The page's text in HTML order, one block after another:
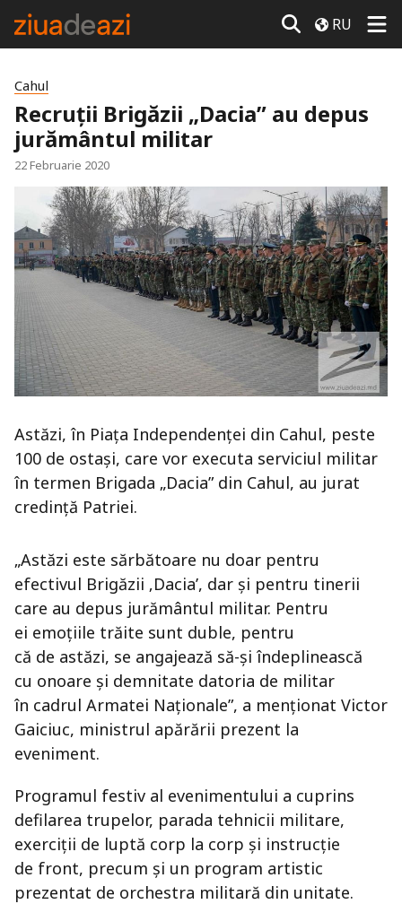
RU
Cahul
Recruții Brigăzii „Dacia” au depus
jurământul militar
22 Februarie 2020
Astăzi, în Piaţa Independenţei din Cahul, peste
100 de ostaşi, care vor executa serviciul militar
în termen Brigada „Dacia” din Cahul, au jurat
credinţă Patriei.
„Astăzi este sărbătoare nu doar pentru
efectivul Brigăzii ‚Dacia’, dar şi pentru tinerii
care au depus jurământul militar. Pentru
ei emoţiile trăite sunt duble, pentru
că de astăzi, se angajează să-şi îndeplinească
cu onoare şi demnitate datoria de militar
în cadrul Armatei Naţionale”, a menţionat Victor
Gaiciuc, ministrul apărării prezent la
eveniment.
Programul festiv al evenimentului a cuprins
defilarea trupelor, parada tehnicii militare,
exerciţii de luptă corp la corp şi instrucţie
de front, precum şi un program artistic
prezentat de orchestra militară din unitate.